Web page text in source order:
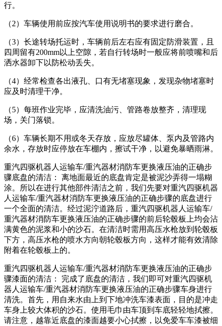
行。
（2）车辆使用前应按汽车使用说明书的要求进行磨合。
（3）长途转场托运时，车辆前后左右应有固定防滑装置，且
四周留有200mm以上空隙，若自行转场时一般应将前喷嘴和后
洒水器卸下以防松动丢失。
（4）经常检查各出液孔、口有无堵塞现象，发现杂物堵塞时
应及时清理干净。
（5）每班作业完毕，应清洗油污、管路卷放整齐，清理现
场，关门落锁。
（6）车辆长期不用或冬天存放，应放尽罐体、泵内及管路内
余水，存放时应停放在车棚内，擦试干净，以避免暴晒雨淋。
重汽四驱机器人运输车/重汽器材消防车更换液压油的正确步
骤底盘的清洁： 离地面最近的底盘肯定是被泥沙弄得一塌糊
涂。所以在进行其他部件清洁之前，我们先要对重汽四驱机器
人运输车/重汽器材消防车更换液压油的正确步骤的底盘进行
一个全面的清洁。经过泥泞道路后，重汽四驱机器人运输车/
重汽器材消防车更换液压油的正确步骤的前后轮毂板上均会沾
满黄色的泥浆和小的沙石。在清洁时需用高压水枪放到轮毂板
下方，高压水枪的喷水方向朝轮毂板方向，这样才能有效清除
附着在轮毂板上的。
重汽四驱机器人运输车/重汽器材消防车更换液压油的正确步
骤漆面的清洁： 完成了底盘的清洁，我们即可对重汽四驱机
器人运输车/重汽器材消防车更换液压油的正确步骤车身进行
清洗。首先，用自来水由上到下地冲洗车漆表面，目的是冲走
车身上较大体积的沙石。使用毛巾由车顶到车底轻轻地拭擦。
请注意，越靠近底盘的漆面越要小心拭擦，以免爱车车漆被细